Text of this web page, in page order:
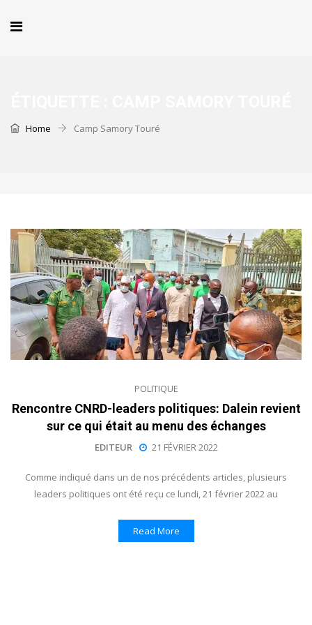
Home Camp Samory Touré
POLITIQUE
Rencontre CNRD-leaders politiques: Dalein revient
sur ce qui était au menu des échanges
EDITEUR 21 FÉVRIER 2022
Comme indiqué dans un de nos précédents articles, plusieurs
leaders politiques ont été reçu ce lundi, 21 février 2022 au
Read More